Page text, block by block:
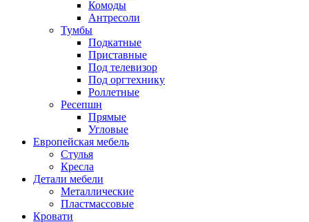
Комоды
Антресоли
Тумбы
Подкатные
Приставные
Под телевизор
Под оргтехнику
Роллетные
Ресепшн
Прямые
Угловые
Европейская мебель
Стулья
Кресла
Детали мебели
Металлические
Пластмассовые
Кровати